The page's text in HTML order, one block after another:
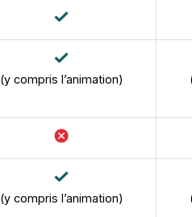
(y compris l’animation)
(y compris l’animation)